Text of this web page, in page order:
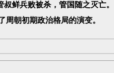
鲜兵败被杀，管国随之灭亡
朝初期政治格局的演变。